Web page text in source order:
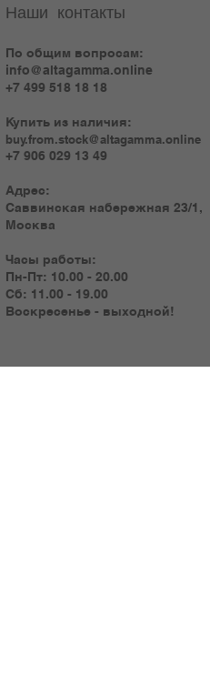
Наши контакты
По общим вопросам:
info@altagamma.online
+7 499 518 18 18
Купить из наличия:
buy.from.stock@altagamma.online
+7 906 029 13 49
Адрес:
Саввинская набережная 23/1,
Москва
Часы работы:
Пн-Пт: 10.00 - 20.00
Сб: 11.00 - 19.00
Воскресенье - выходной!